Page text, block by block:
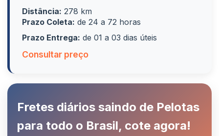
Distância: 278 km
Prazo Coleta: de 24 a 72 horas
Prazo Entrega: de 01 a 03 dias úteis
Consultar preço
Fretes diários saindo de Pelotas
para todo o Brasil, cote agora!